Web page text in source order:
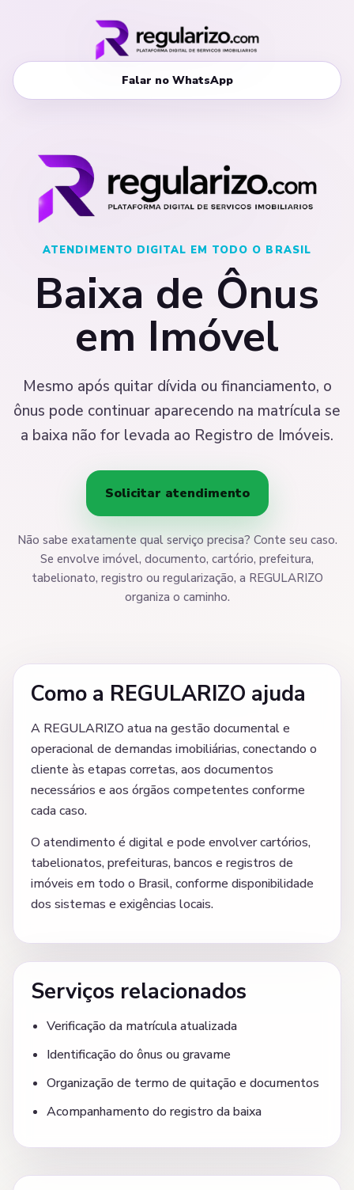
Falar no WhatsApp
ATENDIMENTO DIGITAL EM TODO O BRASIL
Baixa de Ônus
em Imóvel
Mesmo após quitar dívida ou financiamento, o
ônus pode continuar aparecendo na matrícula se
a baixa não for levada ao Registro de Imóveis.
Solicitar atendimento
Não sabe exatamente qual serviço precisa? Conte seu caso.
Se envolve imóvel, documento, cartório, prefeitura,
tabelionato, registro ou regularização, a REGULARIZO
organiza o caminho.
Como a REGULARIZO ajuda
A REGULARIZO atua na gestão documental e
operacional de demandas imobiliárias, conectando o
cliente às etapas corretas, aos documentos
necessários e aos órgãos competentes conforme
cada caso.
O atendimento é digital e pode envolver cartórios,
tabelionatos, prefeituras, bancos e registros de
imóveis em todo o Brasil, conforme disponibilidade
dos sistemas e exigências locais.
Serviços relacionados
Verificação da matrícula atualizada
Identificação do ônus ou gravame
Organização de termo de quitação e documentos
Acompanhamento do registro da baixa